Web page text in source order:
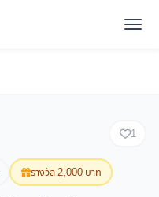
1
รางวัล 2,000 บาท